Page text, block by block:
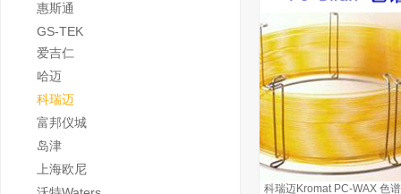
惠斯通
GS-TEK
爱吉仁
哈迈
科瑞迈
富邦仪城
岛津
上海欧尼
科瑞迈Kromat PC-WAX 色